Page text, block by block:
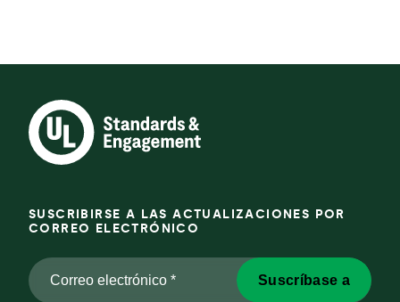
SUSCRIBIRSE A LAS ACTUALIZACIONES POR
CORREO ELECTRÓNICO
Correo
electrónico
Suscríbase a